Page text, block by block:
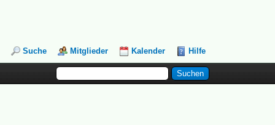
Suche Mitglieder Kalender Hilfe